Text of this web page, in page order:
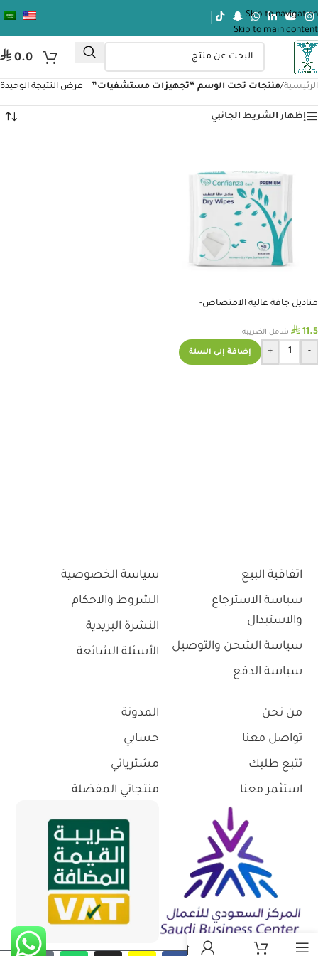
Skip to navigation
Skip to main content
⃁ 0.0
الرئيسية/منتجات تحت الوسم “تجهيزات مستشفيات” عرض النتيجة الوحيدة
إظهار الشريط الجانبي
مناديل جافة عالية الامتصاص-
⃁ 11.5 شامل الضريبه
-
+ إضافة إلى السلة
اتفاقية البيع
سياسة الاسترجاع
والاستبدال
سياسة الشحن والتوصيل
سياسة الدفع
سياسة الخصوصية
الشروط والاحكام
النشرة البريدية
الأسئلة الشائعة
من نحن
تواصل معنا
تتبع طلبك
استثمر معنا
المدونة
حسابي
مشترياتي
منتجاتي المفضلة